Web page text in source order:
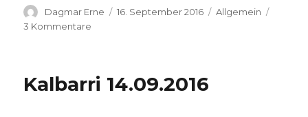
Autor
Dagmar Erne
Veröffentlicht
16. September 2016 Kategorien
Allgemein
3 Kommentare
Kalbarri 14.09.2016